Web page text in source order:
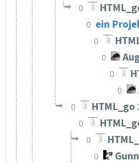
0
0 ein
0
0
0
0
0 HTML_go
0
0
0